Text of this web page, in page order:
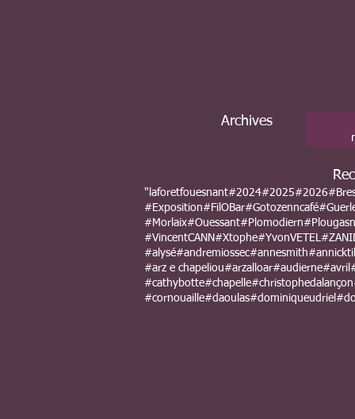
Archives
"laforetfouesnant#2024#2025#2026
#Exposition#FilOBar#Gotozenncafé
#Morlaix#Ouessant#Plomodiern
#VincentCANN #Xtophe#YvonVETEL
#alysé#andremiossec#annesmith
#arz e chapeliou#arzalloar#audierne#avril
#cathybotte#chapelle#christophedalançon
#cornouaille#daoulas#dominiqueudriel